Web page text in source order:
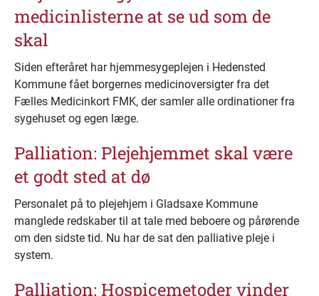
medicinlisterne at se ud som de
skal
Siden efteråret har hjemmesygeplejen i Hedensted
Kommune fået borgernes medicinoversigter fra det
Fælles Medicinkort FMK, der samler alle ordinationer fra
sygehuset og egen læge.
Palliation: Plejehjemmet skal være
et godt sted at dø
Personalet på to plejehjem i Gladsaxe Kommune
manglede redskaber til at tale med beboere og pårørende
om den sidste tid. Nu har de sat den palliative pleje i
system.
Palliation: Hospicemetoder vinder